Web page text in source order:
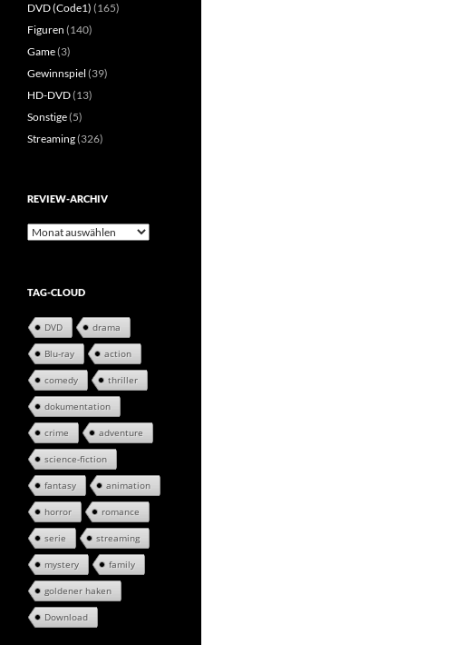
DVD (Code1) (165)
Figuren (140)
Game(3)
Gewinnspiel (39)
HD-DVD(13)
Sonstige(5)
Streaming(326)
REVIEW-ARCHIV
Review-
TAG-CLOUD
DVD drama
Blu-ray action
comedy thriller
dokumentation
crime adventure
science-fiction
fantasy animation
horror romance
serie streaming
mystery family
goldener haken
Download